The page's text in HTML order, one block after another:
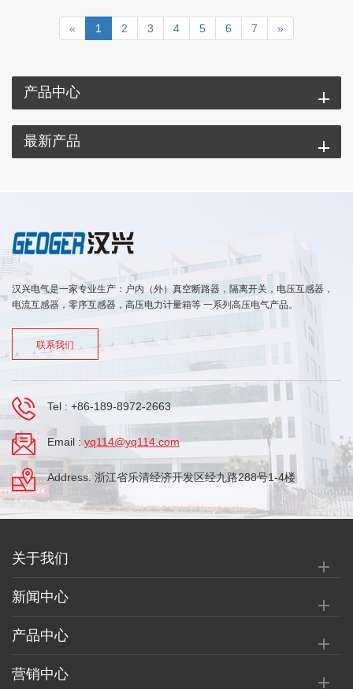
« 1 2 3 4 5 6 7 »
产品中心
最新产品
汉兴电气是一家专业生产：户内（外）真空断路器，隔离开关，电压互感器，
电流互感器，零序互感器，高压电力计量箱等 一系列高压电气产品。
联系我们
Tel : +86-189-8972-2663
Email : yq114@yq114.com
Address: 浙江省乐清经济开发区经九路288号1-4楼
关于我们
新闻中心
产品中心
营销中心